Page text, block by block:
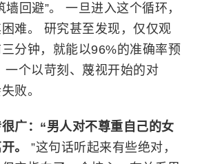
墙回避”。 一旦进入这个循环，
难。 研究甚至发现，仅仅观
分钟，就能以96%的准确率预
一个以苛刻、蔑视开始的对
败。
广：“男人对不尊重自己的女
。 ”这句话听起来有些绝对，